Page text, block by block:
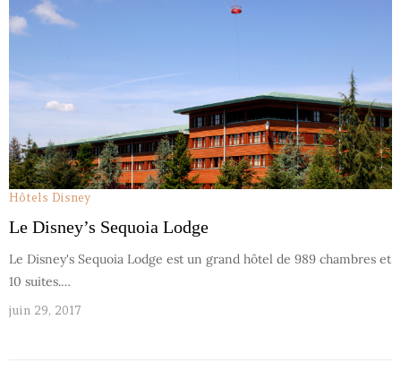
Hôtels Disney
Le Disney’s Sequoia Lodge
Le Disney's Sequoia Lodge est un grand hôtel de 989 chambres et
10 suites.…
juin 29, 2017